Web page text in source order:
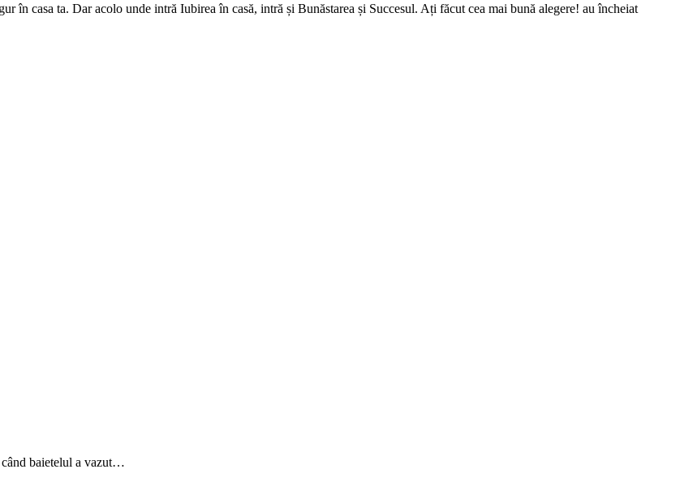
în casa ta. Dar acolo unde intră Iubirea în casă, intră și Bunăstarea și Succesul. Ați făcut cea mai bună alegere! au încheiat
când baietelul a vazut…